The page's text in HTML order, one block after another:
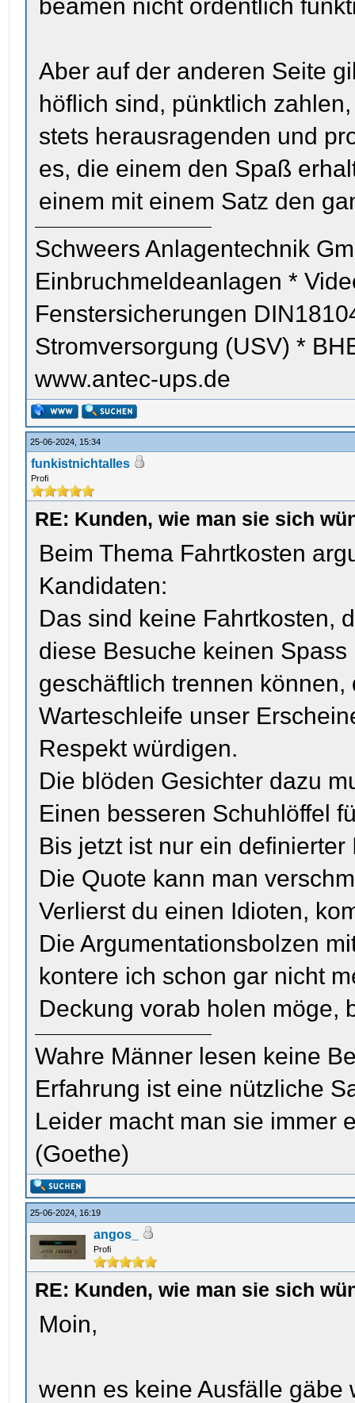
beamen nicht ordentlich
Aber auf der anderen Seite
höflich sind, pünktlich
stets herausragenden und
es, die einem den Spaß
einem mit einem Satz den
Schweers Anlagentechnik
Einbruchmeldeanlagen *
Fenstersicherungen
Stromversorgung (USV) *
www.antec-ups.de
25-06-2024, 15:34
funkistnichtalles
Profi
RE: Kunden, wie man sie sich
Beim Thema Fahrtkosten
Kandidaten:
Das sind keine Fahrtkosten,
diese Besuche keinen
geschäftlich trennen
Warteschleife unser
Respekt würdigen.
Die blöden Gesichter dazu
Einen besseren Schuhlöffel
Bis jetzt ist nur ein
Die Quote kann man
Verlierst du einen Idioten,
Die Argumentationsbolzen
kontere ich schon gar nicht
Deckung vorab holen möge,
Wahre Männer lesen keine
Erfahrung ist eine nützliche
Leider macht man sie immer
(Goethe)
25-06-2024, 16:19
angos_
Profi
RE: Kunden, wie man sie sich
Moin,
wenn es keine Ausfälle